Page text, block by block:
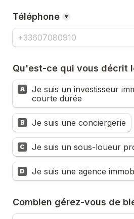
Téléphone *
Qu'est-ce qui vous décrit
A
Je suis un investisseur
courte durée
B Je suis une conciergerie
C Je suis un sous-loueur
D Je suis une agence
Combien gérez-vous de